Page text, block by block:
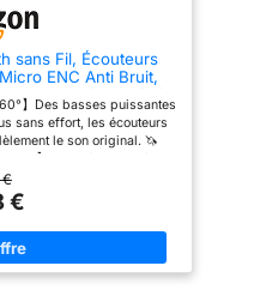
sans Fil, Écouteurs
ENC Anti Bruit,
Lecture, étanchéité
Android (Blanc)
】Des basses puissantes
sans effort, les écouteurs
le son original. 🦄
un son stéréo profond
à un concert live. Les haut-
des diaphragmes
🎉【Ecouteurs
puce BT5.4 pour une
et des vitesses de
€
€